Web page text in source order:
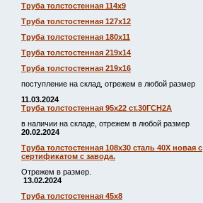
Труба толстостенная 114х9
Труба толстостенная 127х12
Труба толстостенная 180х11
Труба толстостенная 219х14
Труба толстостенная 219х16
поступление на склад, отрежем в любой размер
11.03.2024
Труба толстостенная 95х22 ст.30ГСН2А
в наличии на складе, отрежем в любой размер
20.02.2024
Труба толстостенная 108х30 сталь 40Х новая с
сертификатом с завода.
Отрежем в размер.
13.02.2024
Труба толстостенная 45х8